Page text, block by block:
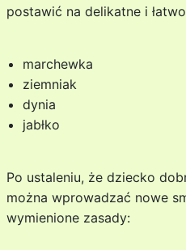
postawić na delikatne i
marchewka
ziemniak
dynia
jabłko
Po ustaleniu, że dziecko
można wprowadzać nowe
wymienione zasady: